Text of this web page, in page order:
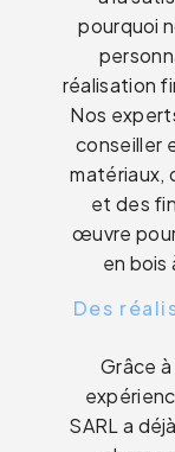
pourquoi
réalisation
Nos
conseiller
matériaux,
et des
œuvre
en bois
Des
Grâce
SARL a